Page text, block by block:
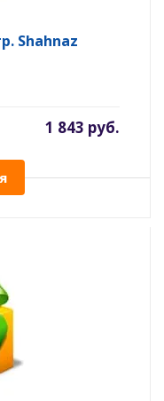
Shahnaz
1 843 руб.